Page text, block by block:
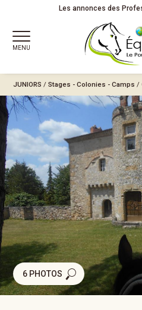
Les annonces des
MENU
JUNIORS /Stages - Colonies - Camps /
6 PHOTOS